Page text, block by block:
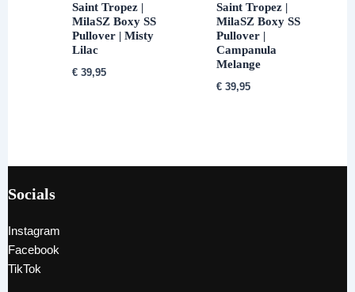
Saint Tropez |
MilaSZ Boxy SS
Pullover | Misty
Lilac
€ 39,95
Saint Tropez |
MilaSZ Boxy SS
Pullover |
Campanula
Melange
€ 39,95
Socials
Instagram
Facebook
TikTok